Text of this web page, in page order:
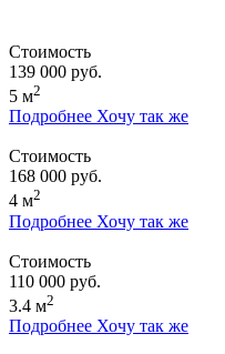
Стоимость
139 000 руб.
5 м2
Подробнее Хочу так же
Стоимость
168 000 руб.
4 м2
Подробнее Хочу так же
Стоимость
110 000 руб.
3.4 м2
Подробнее Хочу так же